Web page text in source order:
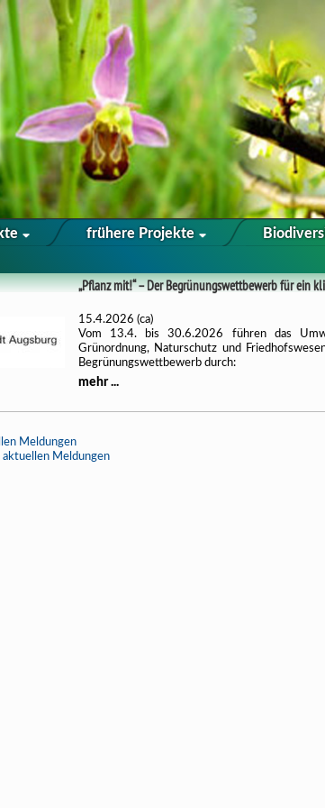
frühere Projekte
„Pflanz mit!“ – Der Begrünungswettbewerb für ein
15.4.2026 (ca)
Vom 13.4. bis 30.6.2026 führen das
Grünordnung, Naturschutz und
Begrünungswettbewerb durch:
mehr ...
Meldungen
Meldungen